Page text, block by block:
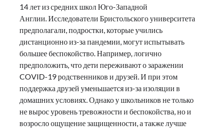
14 лет из средних школ Юго-Западной
Англии. Исследователи Бристольского университета
предполагали, подростки, которые учились
дистанционно из-за пандемии, могут испытывать
большее беспокойство. Например, логично
предположить, что дети переживают о заражении
COVID-19 родственников и друзей. И при этом
поддержка друзей уменьшается из-за изоляции в
домашних условиях. Однако у школьников не только
не вырос уровень тревожности и беспокойства, но и
возросло ощущение защищенности, а также лучше